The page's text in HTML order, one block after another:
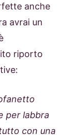
anche
avrai un
riporto
per labbra
con una